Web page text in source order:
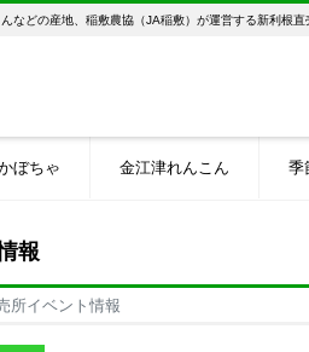
などの産地、稲敷農協（JA稲敷）が運営する新利根直
ぼちゃ 金江津れんこん 季
報
所イベント情報